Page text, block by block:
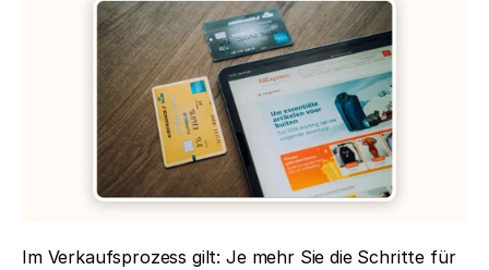
Im Verkaufsprozess gilt: Je mehr Sie die Schritte für